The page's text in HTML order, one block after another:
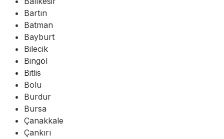
Bartın
Batman
Bayburt
Bilecik
Bingöl
Bitlis
Bolu
Burdur
Bursa
Çanakkale
Çankırı